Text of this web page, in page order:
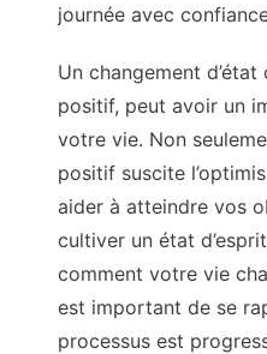
journée avec
Un changement
positif, peut avoir un
votre vie. Non
positif suscite
aider à atteindre vos
cultiver un état
comment votre vie
est important de se
processus est